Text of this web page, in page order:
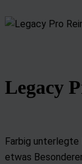
Legacy
Farbig unterlegte
etwas